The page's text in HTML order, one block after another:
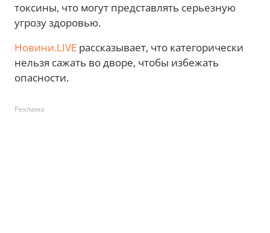
токсины, что могут представлять серьезную
угрозу здоровью.
Новини.LIVE рассказывает, что категорически
нельзя сажать во дворе, чтобы избежать
опасности.
Реклама